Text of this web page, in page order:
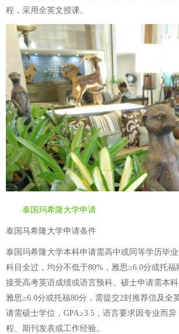
程，采用全英文授课。
泰国玛希隆大学申请
泰国马希隆大学申请条件
泰国玛希隆大学本科申请需高中或同等学历毕
科目全过，均分不低于80%，雅思≥6.0分或托福
接受高考英语成绩或语言预科。硕士申请需本科
雅思≥6.0分或托福80分，需提交2封推荐信及全
请需硕士学位，GPA≥3.5，语言要求因专业而
程、期刊发表或工作经验。